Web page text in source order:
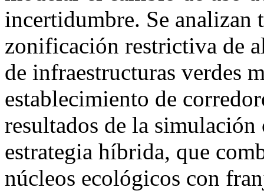
incertidumbre. Se analizan
zonificación restrictiva de
de infraestructuras verdes
establecimiento de
resultados de la
estrategia híbrida, que
núcleos ecológicos con